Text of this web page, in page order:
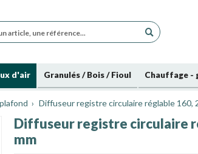
d'air Granulés / Bois / Fioul Chauffage -
Diffuseur registre circulaire réglable 160,
Diffuseur registre circulaire
mm